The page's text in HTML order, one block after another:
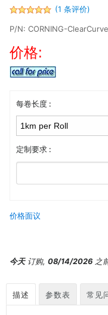
(1 条评价)
P/N: CORNING-
价格:
每卷长度 :
定制要求 :
价格面议
今天订购,08/14/2026 之
描述 参数表 常见